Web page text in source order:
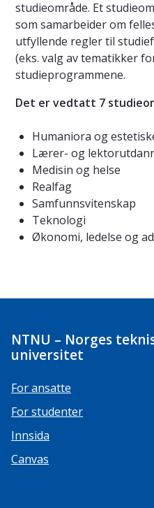
studieområde. Et
som samarbeider om
utfyllende regler til
(eks. valg av tematikker
studieprogrammene.
Det er vedtatt 7
Humaniora og
Lærer- og
Medisin og helse
Realfag
Samfunnsvitenskap
Teknologi
Økonomi, ledelse og
NTNU – Norges
universitet
For ansatte
For studenter
Innsida
Canvas